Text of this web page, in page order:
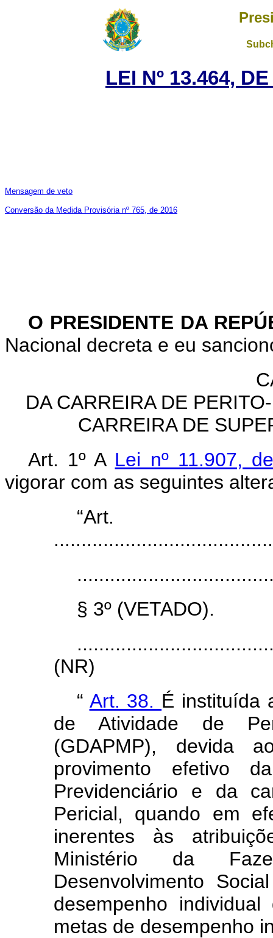
LEI Nº 13.464,
Mensagem de veto
Conversão da Medida Provisória nº 765, de 2016
O PRESIDENTE DA
Nacional decreta e eu
DA CARREIRA DE
CARREIRA DE
Art. 1º A Lei nº 11.907,
vigorar com as seguintes
§ 3º (VETADO).
(NR)
“ Art. 38. É instituída
de Atividade de
(GDAPMP), devida
provimento efetivo
Previdenciário e da
Pericial, quando em
inerentes às
Ministério da
Desenvolvimento
desempenho
metas de desempenho